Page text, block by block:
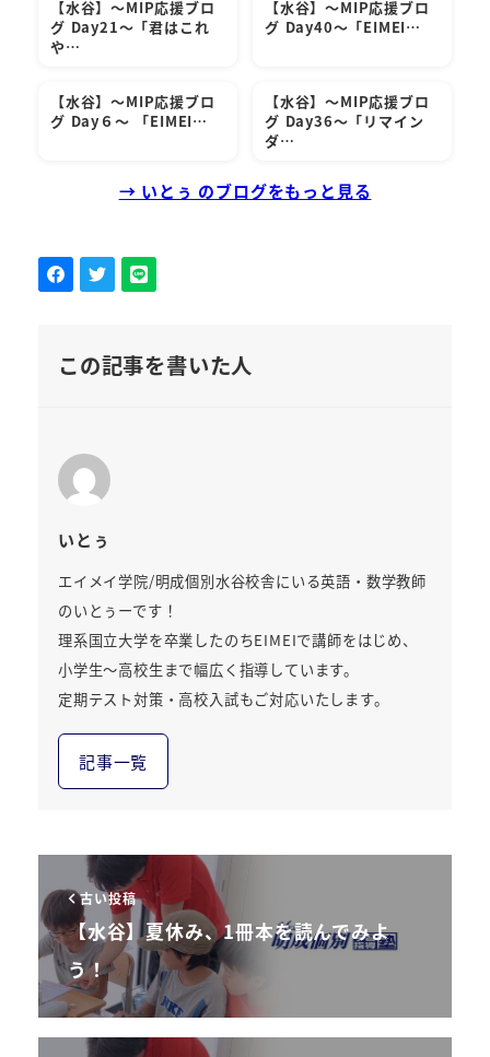
【水谷】～MIP応援ブロ
グ Day21～「君はこれ
や…
【水谷】～MIP応援ブロ
グ Day40～「EIMEI…
【水谷】～MIP応援ブロ
グ Day６～ 「EIMEI…
【水谷】～MIP応援ブロ
グ Day36～「リマイン
ダ…
→ いとぅ のブログをもっと見る
この記事を書いた人
いとぅ
エイメイ学院/明成個別水谷校舎にいる英語・数学教師
のいとぅーです！
理系国立大学を卒業したのちEIMEIで講師をはじめ、
小学生～高校生まで幅広く指導しています。
定期テスト対策・高校入試もご対応いたします。
記事一覧
古い投稿
【水谷】夏休み、1冊本を読んでみよ
う！